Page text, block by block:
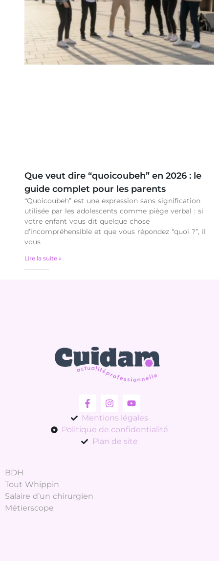
Que veut dire “quoicoubeh” en 2026 : le
guide complet pour les parents
“Quoicoubeh” est une expression sans signification
utilisée par les adolescents comme piège verbal : si
votre enfant vous dit quelque chose
d’incompréhensible et que vous répondez “quoi ?”, il
vous
Lire la suite »
Mentions légales
Politique de confidentialité
Plan de site
BDH
Tout Whippin
Salaire d’un chirurgien
Métierscope